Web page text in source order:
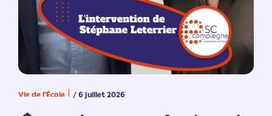
Vie de l'École / 6 juillet 2026